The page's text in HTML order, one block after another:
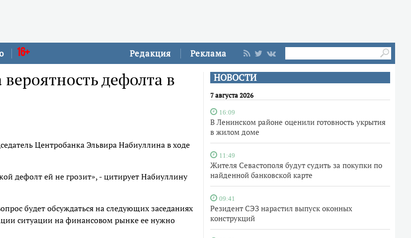
Редакция Реклама
16+
НОВОСТИ
7 августа 2026
16:09
В Ленинском районе оценили готовность укрытия
в жилом доме
11:49
Жителя Севастополя будут судить за покупки по
найденной банковской карте
09:41
Резидент СЭЗ нарастил выпуск оконных
конструкций
дефолта в
Центробанка Эльвира Набиуллина в ходе
дефолт ей не грозит», - цитирует Набиуллину
будет обсуждаться на следующих заседаниях
ситуации на финансовом рынке ее нужно